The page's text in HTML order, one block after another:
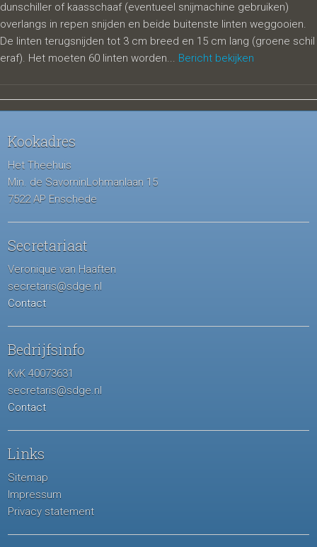
dunschiller of kaasschaaf (eventueel snijmachine gebruiken)
overlangs in repen snijden en beide buitenste linten weggooien.
De linten terugsnijden tot 3 cm breed en 15 cm lang (groene schil
eraf). Het moeten 60 linten worden... Bericht bekijken
Kookadres
Het Theehuis
Min. de SavorninLohmanlaan 15
7522 AP Enschede
Secretariaat
Veronique van Haaften
secretaris@sdge.nl
Contact
Bedrijfsinfo
KvK 40073631
secretaris@sdge.nl
Contact
Links
Sitemap
Impressum
Privacy statement